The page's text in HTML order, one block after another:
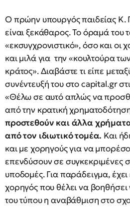
Ο πρώην υπουργός παιδείας Κ.
είναι ξεκάθαρος. Το όραμά του
«εκσυγχρονιστικό», όσο και οι
και μιλά για την «κουλτούρα
κράτος». Διαβάστε τι είπε
συνέντευξή του στο capital.gr
«Θέλω σε αυτό απλώς να
από την κρατική
προστεθούν και άλλα
από τον ιδιωτικό τομέα. Και
και με χορηγούς για να
επενδύσουν σε συγκεκριμένες
υποδομές. Για παράδειγμα, έχει
χορηγός που θέλει να βοηθήσει
του τύπου η αναβάθμιση στο